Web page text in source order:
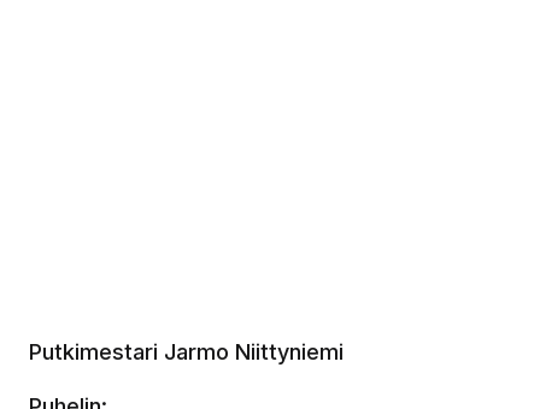
Putkimestari Jarmo Niittyniemi